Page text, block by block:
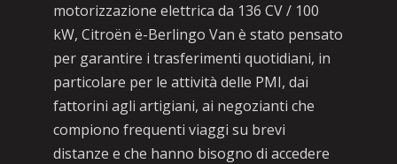
motorizzazione elettrica da 136 CV / 100
kW, Citroën ë-Berlingo Van è stato pensato
per garantire i trasferimenti quotidiani, in
particolare per le attività delle PMI, dai
fattorini agli artigiani, ai negozianti che
compiono frequenti viaggi su brevi
distanze e che hanno bisogno di accedere